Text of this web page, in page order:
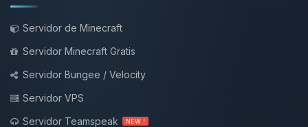
Servidor de Minecraft
Servidor Minecraft Gratis
Servidor Bungee / Velocity
Servidor VPS
Servidor Teamspeak
NEW !